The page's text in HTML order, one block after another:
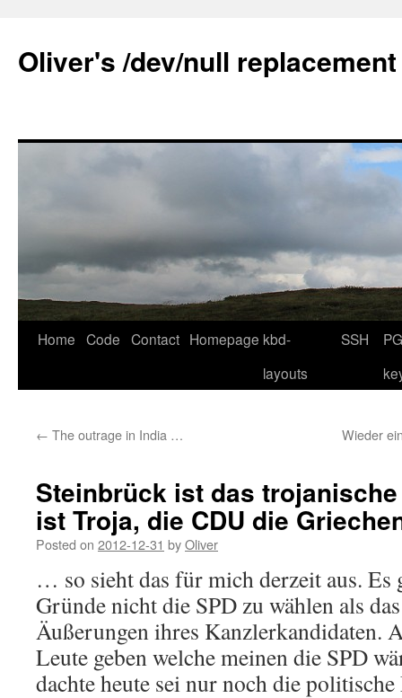
content
Oliver's /dev/null replacement
Home Code Contact Homepage kbd-
layouts
SSH
← The outrage in India … Wieder
Steinbrück ist das
ist Troja, die CDU die
Posted on 2012-12-31 byOliver
… so sieht das für mich derzeit aus. Es
Gründe nicht die SPD zu wählen als
Äußerungen ihres Kanzlerkandidaten.
Leute geben welche meinen die SPD
dachte heute sei nur noch die